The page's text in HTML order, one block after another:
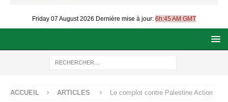
Friday 07 August 2026 Dernière mise à jour: 6h:45 AM GMT
ACCUEIL ARTICLES Le complot contre Palestine Action